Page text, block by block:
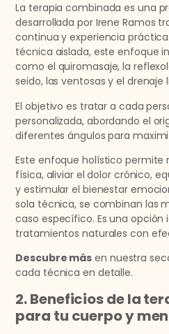
La terapia combinada es una
desarrollada por Irene Ramos
continua y experiencia
técnica aislada, este enfoque
como el quiromasaje, la
seido, las ventosas y el
El objetivo es tratar a cada
personalizada, abordando el
diferentes ángulos para
Este enfoque holístico permite
física, aliviar el dolor crónico,
y estimular el bienestar
sola técnica, se combinan las
caso específico. Es una opción
tratamientos naturales con
Descubre más en nuestra
cada técnica en detalle.
2. Beneficios de la
para tu cuerpo y